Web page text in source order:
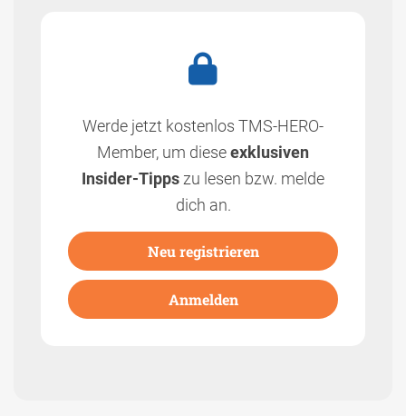
Werde jetzt kostenlos TMS-HERO-
Member, um dieseexklusiven
Insider-Tipps zu lesen bzw. melde
dich an.
Neu registrieren
Anmelden